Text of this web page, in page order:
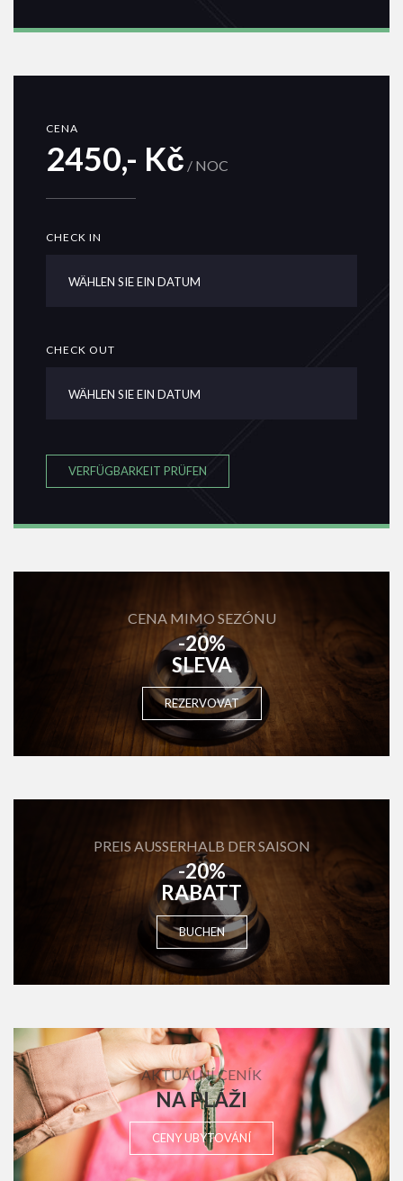
CENA
2450,- Kč / NOC
CHECK IN
CHECK OUT
VERFÜGBARKEIT PRÜFEN
CENA MIMO SEZÓNU
-20%
SLEVA
REZERVOVAT
PREIS AUSSERHALB DER SAISON
-20%
RABATT
BUCHEN
AKTUÁLNÍ CENÍK
NA PLÁŽI
CENY UBYTOVÁNÍ